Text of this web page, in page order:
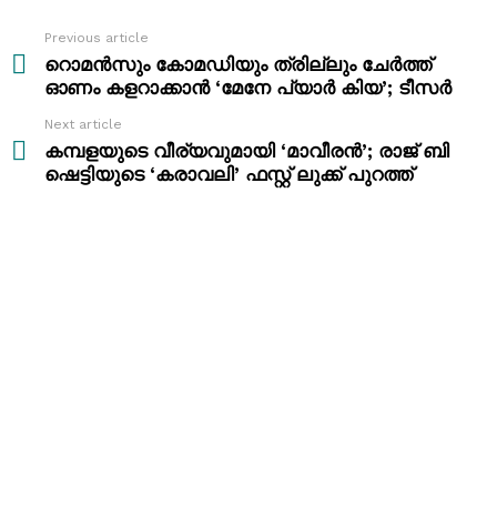
more
Previous article
റൊമൻസും കോമഡിയും ത്രില്ലും ചേർത്ത്
ഓണം കളറാക്കാൻ ‘മേനേ പ്യാർ കിയ’; ടീസർ
Next article
കമ്പളയുടെ വീര്യവുമായി ‘മാവീരൻ’; രാജ് ബി
ഷെട്ടിയുടെ ‘കരാവലി’ ഫസ്റ്റ് ലുക്ക് പുറത്ത്